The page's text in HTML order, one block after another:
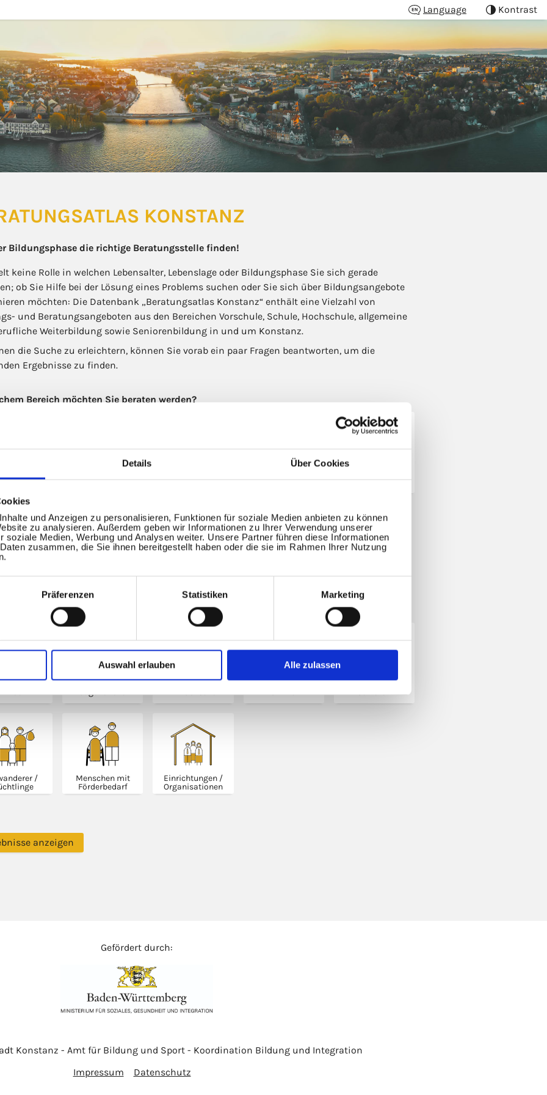
Details Über Cookies
und Anzeigen zu personalisieren, Funktionen für soziale Medien anbieten zu können
zu analysieren. Außerdem geben wir Informationen zu Ihrer Verwendung unserer
soziale Medien, Werbung und Analysen weiter. Unsere Partner führen diese Informationen
zusammen, die Sie ihnen bereitgestellt haben oder die sie im Rahmen Ihrer Nutzung
Präferenzen Statistiken Marketing
Auswahl erlauben Alle zulassen
Language Kontrast
KONSTANZ
Bildungsphase die richtige Beratungsstelle finden!
keine Rolle in welchen Lebensalter, Lebenslage oder Bildungsphase Sie sich gerade
ob Sie Hilfe bei der Lösung eines Problems suchen oder Sie sich über Bildungsangebote
möchten: Die Datenbank „Beratungsatlas Konstanz“ enthält eine Vielzahl von
und Beratungsangeboten aus den Bereichen Vorschule, Schule, Hochschule, allgemeine
Weiterbildung sowie Seniorenbildung in und um Konstanz.
die Suche zu erleichtern, können Sie vorab ein paar Fragen beantworten, um die
Ergebnisse zu finden.
Bereich möchten Sie beraten werden?
Grundschul­bildung
Weiterführende
Berufliche
Hochschul­bildung
suchen Sie die Beratung?
Kinder Jugendliche Erwachsene Familien Senioren
/
Menschen mit
Förderbedarf
Einrichtungen /
Organisationen
anzeigen
Gefördert durch:
Konstanz - Amt für Bildung und Sport - Koordination Bildung und Integration
Impressum
Datenschutz